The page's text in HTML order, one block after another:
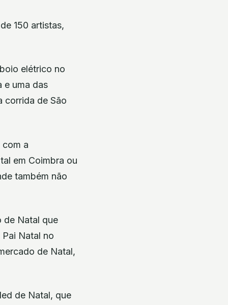
150 artistas,
elétrico no
e uma das
corrida de São
com a
em Coimbra ou
também não
de Natal que
Natal no
de Natal,
de Natal, que